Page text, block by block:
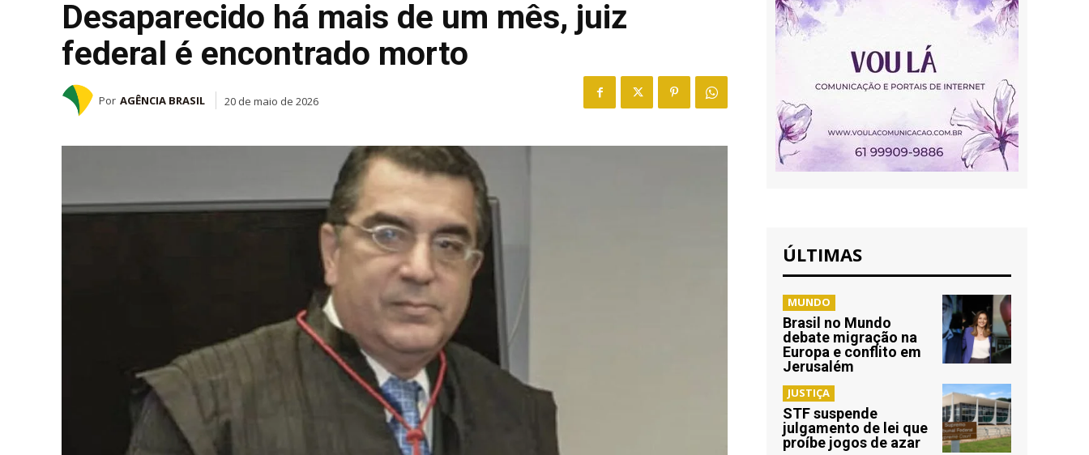
Desaparecido há mais de um mês, juiz
federal é encontrado morto
Por AGÊNCIA BRASIL 20 de maio de 2026
ÚLTIMAS
MUNDO
Brasil no Mundo
debate migração na
Europa e conflito em
Jerusalém
JUSTIÇA
STF suspende
julgamento de lei que
proíbe jogos de azar